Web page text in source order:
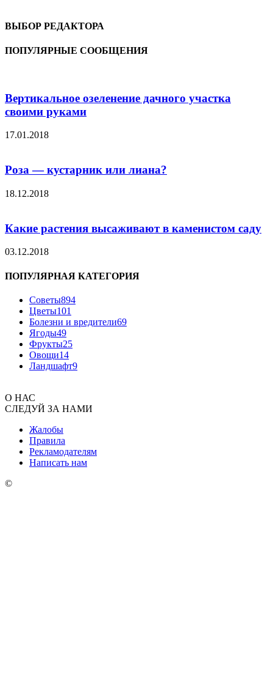
ВЫБОР РЕДАКТОРА
ПОПУЛЯРНЫЕ СООБЩЕНИЯ
Вертикальное озеленение дачного участка
своими руками
17.01.2018
Роза — кустарник или лиана?
18.12.2018
Какие растения высаживают в каменистом саду
03.12.2018
ПОПУЛЯРНАЯ КАТЕГОРИЯ
Советы894
Цветы101
Болезни и вредители69
Ягоды49
Фрукты25
Овощи14
Ландшафт9
О НАС
СЛЕДУЙ ЗА НАМИ
Жалобы
Правила
Рекламодателям
Написать нам
©